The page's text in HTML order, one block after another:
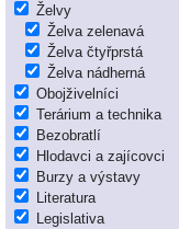
Želvy
Želva zelenavá
Želva čtyřprstá
Želva nádherná
Obojživelníci
Terárium a technika
Bezobratlí
Hlodavci a zajícovci
Burzy a výstavy
Literatura
Legislativa